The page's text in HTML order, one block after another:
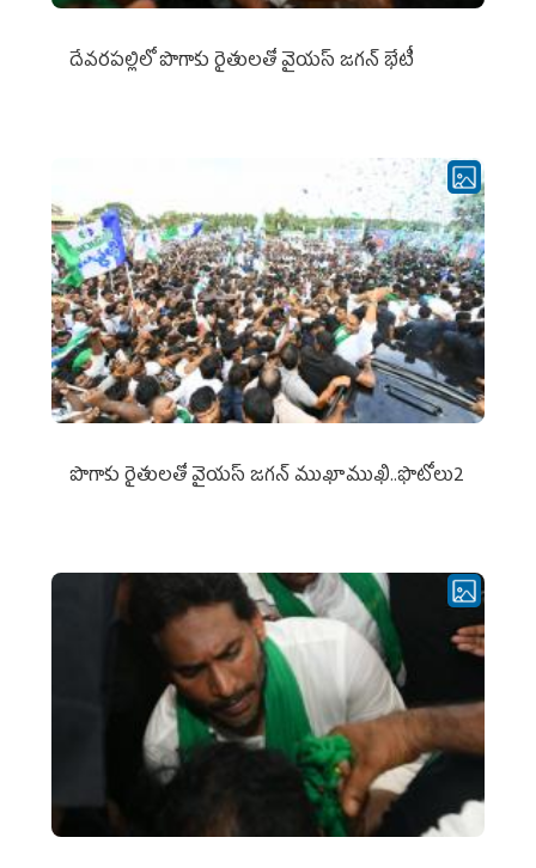
దేవరపల్లిలో పొగాకు రైతులతో వైయస్ జగన్ భేటీ
పొగాకు రైతుల‌తో వైయ‌స్ జ‌గ‌న్ ముఖాముఖి..ఫొటోలు2